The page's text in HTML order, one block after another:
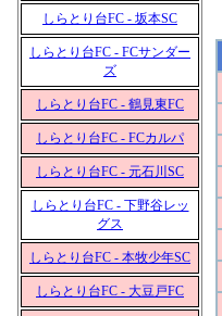
しらとり台FC - 坂本SC
しらとり台FC - FCサンダー
ズ
しらとり台FC - 鶴見東FC
しらとり台FC - FCカルパ
しらとり台FC - 元石川SC
しらとり台FC - 下野谷レッ
グス
しらとり台FC - 本牧少年SC
しらとり台FC - 大豆戸FC